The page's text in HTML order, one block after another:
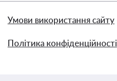
Умови використання сайту
Політика конфіденційності